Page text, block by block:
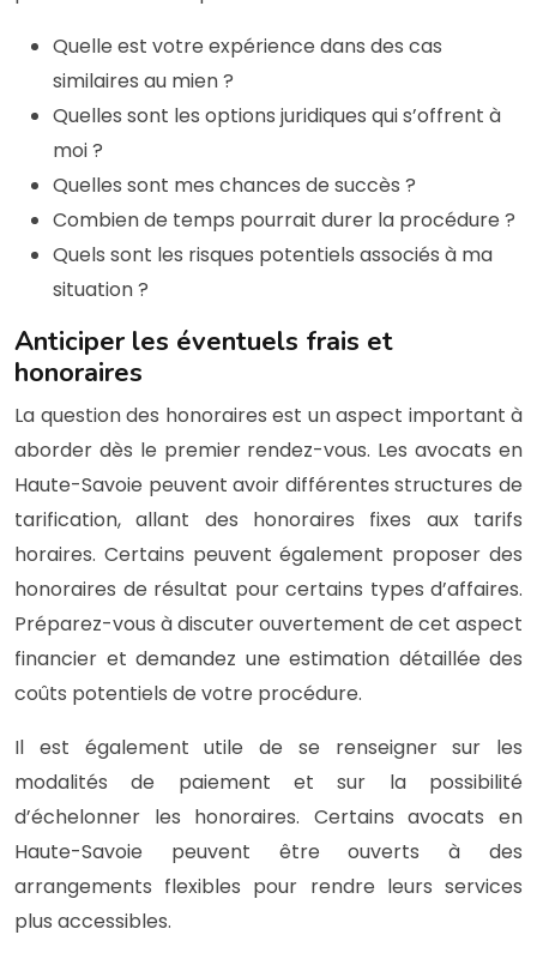
Quelle est votre expérience dans des cas
similaires au mien ?
Quelles sont les options juridiques qui s’offrent à
moi ?
Quelles sont mes chances de succès ?
Combien de temps pourrait durer la procédure ?
Quels sont les risques potentiels associés à ma
situation ?
Anticiper les éventuels frais et
honoraires
La question des honoraires est un aspect important à
aborder dès le premier rendez-vous. Les avocats en
Haute-Savoie peuvent avoir différentes structures de
tarification, allant des honoraires fixes aux tarifs
horaires. Certains peuvent également proposer des
honoraires de résultat pour certains types d’affaires.
Préparez-vous à discuter ouvertement de cet aspect
financier et demandez une estimation détaillée des
coûts potentiels de votre procédure.
Il est également utile de se renseigner sur les
modalités de paiement et sur la possibilité
d’échelonner les honoraires. Certains avocats en
Haute-Savoie peuvent être ouverts à des
arrangements flexibles pour rendre leurs services
plus accessibles.